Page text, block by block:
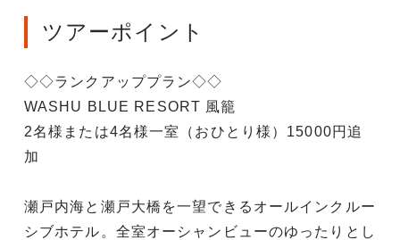
ツアーポイント
◇◇ランクアッププラン◇◇
WASHU BLUE RESORT 風籠
2名様または4名様一室（おひとり様）15000円追
加
瀬戸内海と瀬戸大橋を一望できるオールインクルー
シブホテル。全室オーシャンビューのゆったりとし